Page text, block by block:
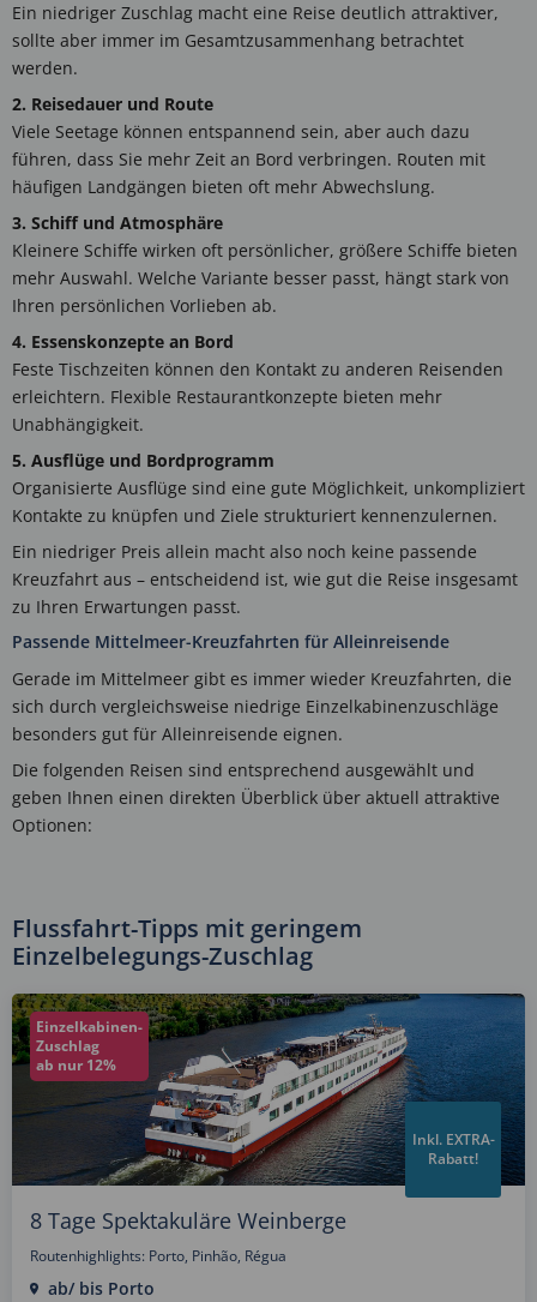
Ein niedriger Zuschlag macht eine Reise deutlich attraktiver,
sollte aber immer im Gesamtzusammenhang betrachtet
werden.
2. Reisedauer und Route
Viele Seetage können entspannend sein, aber auch dazu
führen, dass Sie mehr Zeit an Bord verbringen. Routen mit
häufigen Landgängen bieten oft mehr Abwechslung.
3. Schiff und Atmosphäre
Kleinere Schiffe wirken oft persönlicher, größere Schiffe bieten
mehr Auswahl. Welche Variante besser passt, hängt stark von
Ihren persönlichen Vorlieben ab.
4. Essenskonzepte an Bord
Feste Tischzeiten können den Kontakt zu anderen Reisenden
erleichtern. Flexible Restaurantkonzepte bieten mehr
Unabhängigkeit.
5. Ausflüge und Bordprogramm
Organisierte Ausflüge sind eine gute Möglichkeit, unkompliziert
Kontakte zu knüpfen und Ziele strukturiert kennenzulernen.
Ein niedriger Preis allein macht also noch keine passende
Kreuzfahrt aus – entscheidend ist, wie gut die Reise insgesamt
zu Ihren Erwartungen passt.
Passende Mittelmeer-Kreuzfahrten für Alleinreisende
Gerade im Mittelmeer gibt es immer wieder Kreuzfahrten, die
sich durch vergleichsweise niedrige Einzelkabinenzuschläge
besonders gut für Alleinreisende eignen.
Die folgenden Reisen sind entsprechend ausgewählt und
geben Ihnen einen direkten Überblick über aktuell attraktive
Optionen:
Flussfahrt-Tipps mit geringem
Einzelbelegungs-Zuschlag
Einzelkabinen-
Zuschlag
ab nur 12%
Inkl. EXTRA-
Rabatt!
8 Tage Spektakuläre Weinberge
Routenhighlights: Porto, Pinhão, Régua
ab/ bis Porto